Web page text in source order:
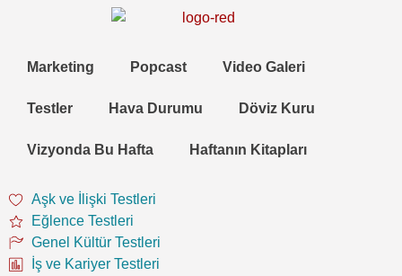
Marketing Popcast Video Galeri
Testler Hava Durumu Döviz Kuru
Vizyonda Bu Hafta Haftanın Kitapları
Aşk ve İlişki Testleri
Eğlence Testleri
Genel Kültür Testleri
İş ve Kariyer Testleri